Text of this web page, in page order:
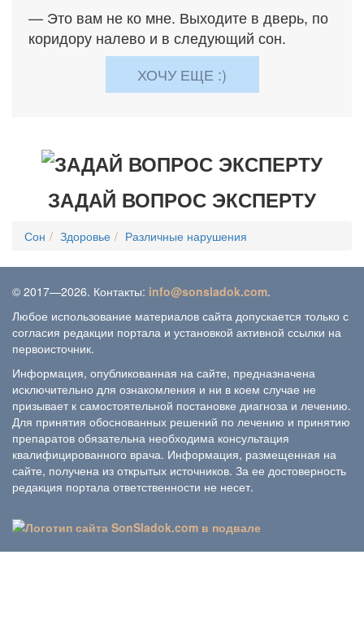
— Это вам не ко мне. Выходите в дверь, по
коридору налево и в следующий сон.
ХОЧУ ЕЩЕ :)
ЗАДАЙ ВОПРОС ЭКСПЕРТУ
Сон Здоровье Различные нарушения
© 2017—2026. Контакты: info@sonsladok.com.
Любое использование материалов сайта допускается только с
согласия редакции портала и установкой активной ссылки на
первоисточник.
Информация, опубликованная на сайте, предназначена
исключительно для ознакомления и ни в коем случае не
призывает к самостоятельной постановке диагноза и лечению.
Для принятия обоснованных решений по лечению и принятию
препаратов обязательна необходима консультация
квалифицированного врача. Информация, размещенная на
сайте, получена из открытых источников. За ее достоверность
редакция портала ответственности не несет.